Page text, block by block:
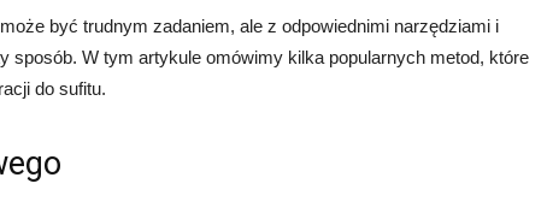
być trudnym zadaniem, ale z odpowiednimi narzędziami i
sposób. W tym artykule omówimy kilka popularnych metod, które
do sufitu.